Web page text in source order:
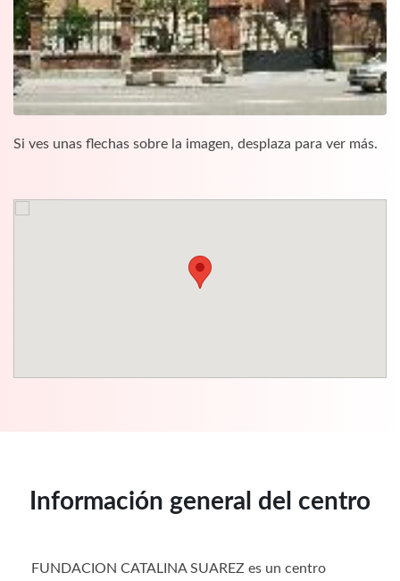
Si ves unas flechas sobre la imagen, desplaza para ver más.
Información general del centro
FUNDACION CATALINA SUAREZ es un centro